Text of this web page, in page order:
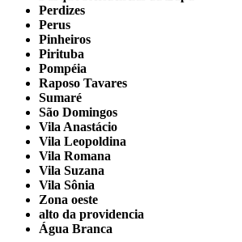
Perdizes
Perus
Pinheiros
Pirituba
Pompéia
Raposo Tavares
Sumaré
São Domingos
Vila Anastácio
Vila Leopoldina
Vila Romana
Vila Suzana
Vila Sônia
Zona oeste
alto da providencia
Água Branca